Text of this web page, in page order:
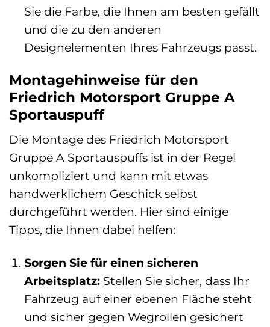
Sie die Farbe, die Ihnen am besten gefällt
und die zu den anderen
Designelementen Ihres Fahrzeugs passt.
Montagehinweise für den
Friedrich Motorsport Gruppe A
Sportauspuff
Die Montage des Friedrich Motorsport
Gruppe A Sportauspuffs ist in der Regel
unkompliziert und kann mit etwas
handwerklichem Geschick selbst
durchgeführt werden. Hier sind einige
Tipps, die Ihnen dabei helfen:
Sorgen Sie für einen sicheren
Arbeitsplatz:Stellen Sie sicher, dass Ihr
Fahrzeug auf einer ebenen Fläche steht
und sicher gegen Wegrollen gesichert